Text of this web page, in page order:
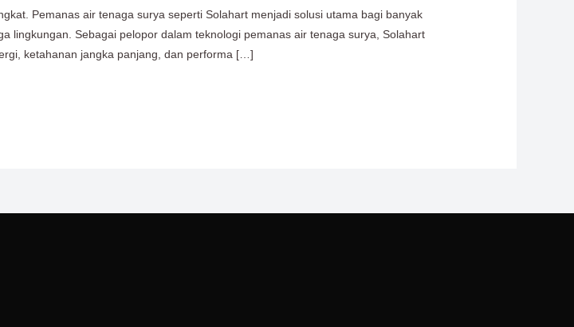
Pemanas air tenaga surya seperti Solahart menjadi solusi utama bagi banyak
lingkungan. Sebagai pelopor dalam teknologi pemanas air tenaga surya, Solahart
ketahanan jangka panjang, dan performa […]